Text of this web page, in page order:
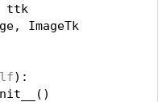
ttk
ImageTk
):